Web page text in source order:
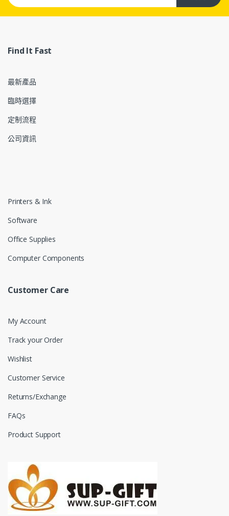
Find It Fast
最新產品
臨時選擇
定制流程
公司資訊
Printers & Ink
Software
Office Supplies
Computer Components
Customer Care
My Account
Track your Order
Wishlist
Customer Service
Returns/Exchange
FAQs
Product Support